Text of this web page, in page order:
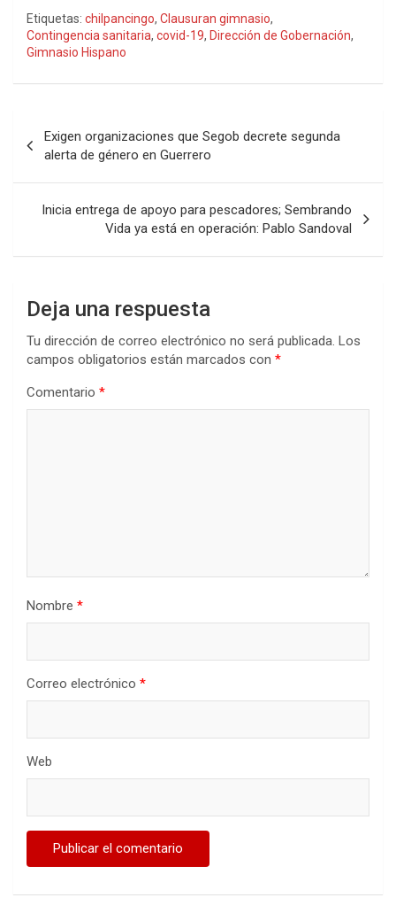
Etiquetas: chilpancingo, Clausuran gimnasio,
Contingencia sanitaria, covid-19, Dirección de Gobernación,
Gimnasio Hispano
de
entradas
Exigen organizaciones que Segob decrete segunda
alerta de género en Guerrero
Inicia entrega de apoyo para pescadores; Sembrando
Vida ya está en operación: Pablo Sandoval
Deja una respuesta
Tu dirección de correo electrónico no será publicada. Los
campos obligatorios están marcados con *
Comentario *
Nombre *
Correo electrónico *
Web